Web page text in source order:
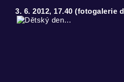
3. 6. 2012, 17.40 (fotogalerie